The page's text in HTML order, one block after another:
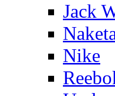
Jack
Nike